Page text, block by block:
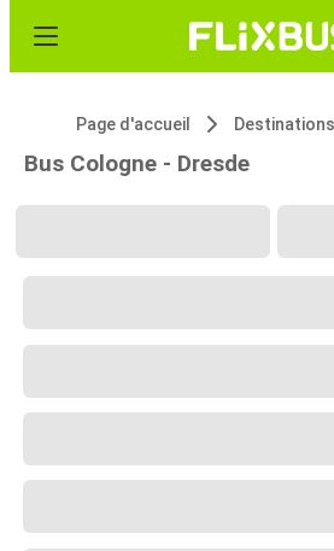
Page d'accueil
Bus Cologne - Dresde